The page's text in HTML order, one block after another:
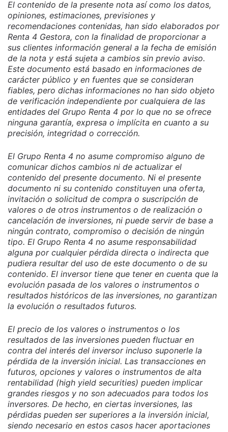
El contenido de la presente nota así como los datos,
opiniones, estimaciones, previsiones y
recomendaciones contenidas, han sido elaborados por
Renta 4 Gestora, con la finalidad de proporcionar a
sus clientes información general a la fecha de emisión
de la nota y está sujeta a cambios sin previo aviso.
Este documento está basado en informaciones de
carácter público y en fuentes que se consideran
fiables, pero dichas informaciones no han sido objeto
de verificación independiente por cualquiera de las
entidades del Grupo Renta 4 por lo que no se ofrece
ninguna garantía, expresa o implícita en cuanto a su
precisión, integridad o corrección.
El Grupo Renta 4 no asume compromiso alguno de
comunicar dichos cambios ni de actualizar el
contenido del presente documento. Ni el presente
documento ni su contenido constituyen una oferta,
invitación o solicitud de compra o suscripción de
valores o de otros instrumentos o de realización o
cancelación de inversiones, ni puede servir de base a
ningún contrato, compromiso o decisión de ningún
tipo. El Grupo Renta 4 no asume responsabilidad
alguna por cualquier pérdida directa o indirecta que
pudiera resultar del uso de este documento o de su
contenido. El inversor tiene que tener en cuenta que la
evolución pasada de los valores o instrumentos o
resultados históricos de las inversiones, no garantizan
la evolución o resultados futuros.
El precio de los valores o instrumentos o los
resultados de las inversiones pueden fluctuar en
contra del interés del inversor incluso suponerle la
pérdida de la inversión inicial. Las transacciones en
futuros, opciones y valores o instrumentos de alta
rentabilidad (high yield securities) pueden implicar
grandes riesgos y no son adecuados para todos los
inversores. De hecho, en ciertas inversiones, las
pérdidas pueden ser superiores a la inversión inicial,
siendo necesario en estos casos hacer aportaciones